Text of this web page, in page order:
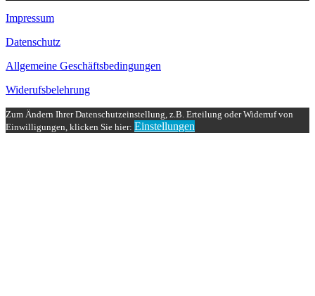
Impressum
Datenschutz
Allgemeine Geschäftsbedingungen
Widerufsbelehrung
Zum Ändern Ihrer Datenschutzeinstellung, z.B. Erteilung oder Widerruf von
Einwilligungen, klicken Sie hier: Einstellungen